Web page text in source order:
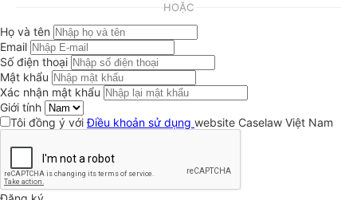
HOẶC
Họ và tên
Email
Số điện thoại
Mật khẩu
Xác nhận mật khẩu
Giới tính
Tôi đồng ý vớiĐiều khoản sử dụng website Caselaw Việt Nam